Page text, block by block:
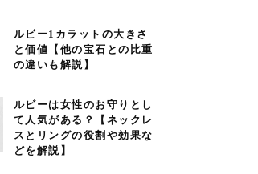
ルビー1カラットの大きさ
と価値【他の宝石との比重
の違いも解説】
ルビーは女性のお守りとし
て人気がある？【ネックレ
スとリングの役割や効果な
どを解説】